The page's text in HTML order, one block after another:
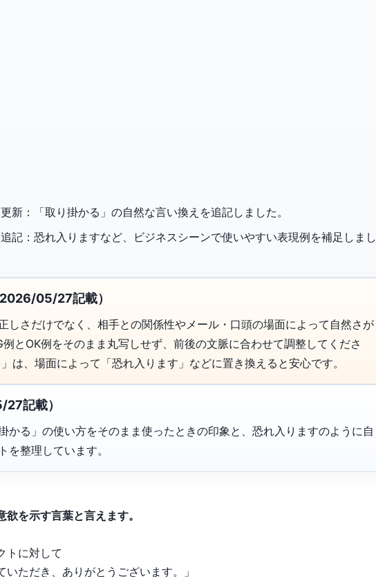
：「取り掛かる」の自然な言い換えを追記しました。
記：恐れ入りますなど、ビジネスシーンで使いやすい表現例を補足しまし
05/27記載）
しさだけでなく、相手との関係性やメール・口頭の場面によって自然さが
とOK例をそのまま丸写しせず、前後の文脈に合わせて調整してくださ
は、場面によって「恐れ入ります」などに置き換えると安心です。
記載）
かる」の使い方をそのまま使ったときの印象と、恐れ入りますのように自
を整理しています。
を示す言葉と言えます。
トに対して
いただき、ありがとうございます。」